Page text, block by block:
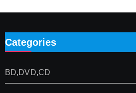
Categories
BD,DVD,CD